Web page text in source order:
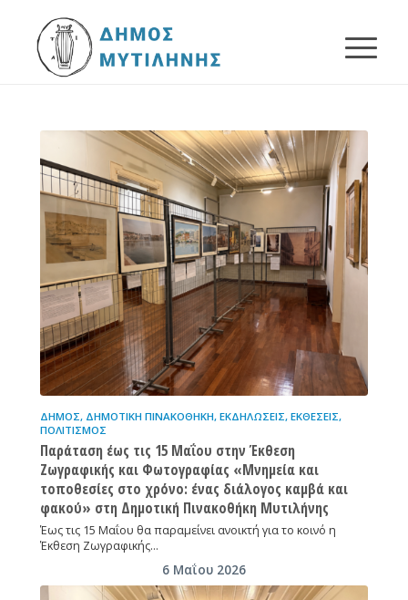
ΔΉΜΟΣ, ΔΗΜΟΤΙΚΉ ΠΙΝΑΚΟΘΉΚΗ, ΕΚΔΗΛΏΣΕΙΣ, ΕΚΘΈΣΕΙΣ,
ΠΟΛΙΤΙΣΜΌΣ
Παράταση έως τις 15 Μαΐου στην Έκθεση
Ζωγραφικής και Φωτογραφίας «Μνημεία και
τοποθεσίες στο χρόνο: ένας διάλογος καμβά και
φακού» στη Δημοτική Πινακοθήκη Μυτιλήνης
Έως τις 15 Μαΐου θα παραμείνει ανοικτή για το κοινό η
Έκθεση Ζωγραφικής…
6 Μαΐου 2026